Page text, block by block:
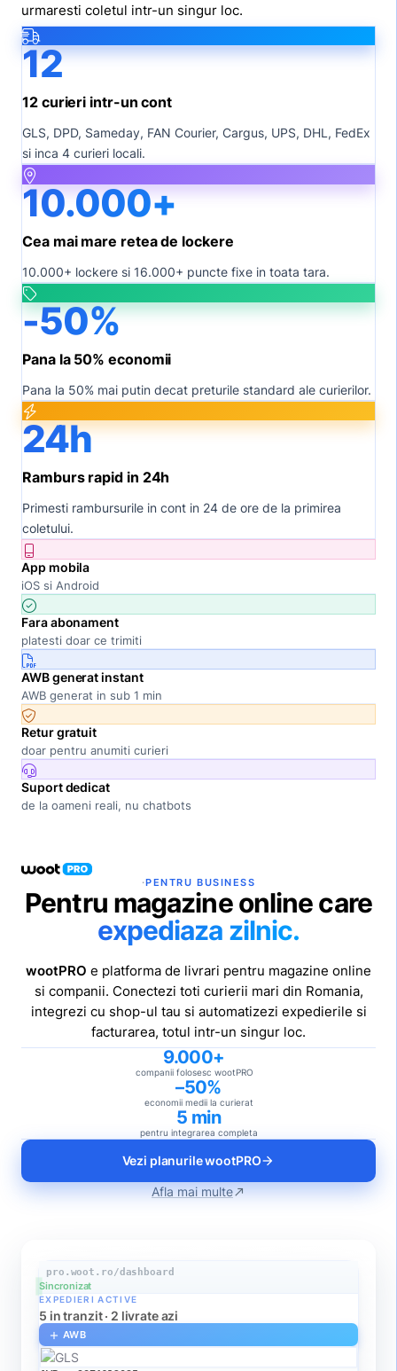
urmaresti coletul intr-un singur loc.
12
12 curieri intr-un cont
GLS, DPD, Sameday, FAN Courier, Cargus, UPS, DHL, FedEx
si inca 4 curieri locali.
10.000+
Cea mai mare retea de lockere
10.000+ lockere si 16.000+ puncte fixe in toata tara.
-50%
Pana la 50% economii
Pana la 50% mai putin decat preturile standard ale curierilor.
24h
Ramburs rapid in 24h
Primesti rambursurile in cont in 24 de ore de la primirea
coletului.
App mobila
iOS si Android
Fara abonament
platesti doar ce trimiti
AWB generat instant
AWB generat in sub 1 min
Retur gratuit
doar pentru anumiti curieri
Suport dedicat
de la oameni reali, nu chatbots
·PENTRU BUSINESS
Pentru magazine online care
expediaza zilnic.
wootPRO e platforma de livrari pentru magazine online
si companii. Conectezi toti curierii mari din Romania,
integrezi cu shop-ul tau si automatizezi expedierile si
facturarea, totul intr-un singur loc.
9.000+
companii folosesc wootPRO
–50%
economii medii la curierat
5 min
pentru integrarea completa
Vezi planurile wootPROarrow_forward
Afla mai multe north_east
pro.woot.ro/dashboard
Sincronizat
EXPEDIERI ACTIVE
5 in tranzit · 2 livrate azi
add AWB